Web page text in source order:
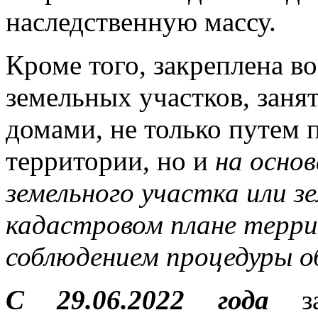
наследственную массу.
Кроме того, закреплена
земельных участков,
домами, не только путем
территории, но и на
земельного участка или
кадастровом плане
соблюдением процедуры
С 29.06.2022 года